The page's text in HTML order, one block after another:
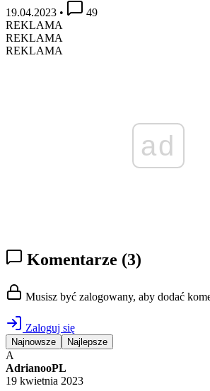
19.04.2023 •
49
REKLAMA
REKLAMA
REKLAMA
ad
Komentarze (3)
Musisz być zalogowany, aby dodać
Zaloguj się
Najnowsze Najlepsze
A
AdrianooPL
19 kwietnia 2023